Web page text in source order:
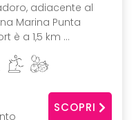
adiacente al
Marina Punta
è a 1,5 km ...
SCOPRI